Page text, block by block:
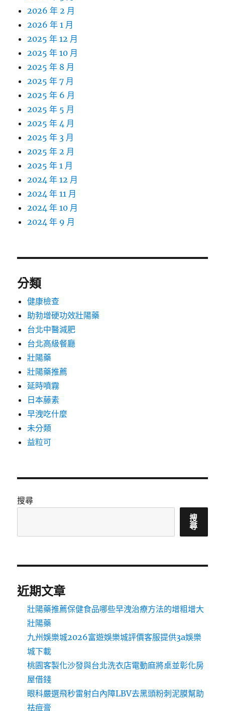
2026 年 2 月
2026 年 1 月
2025 年 12 月
2025 年 10 月
2025 年 8 月
2025 年 7 月
2025 年 6 月
2025 年 5 月
2025 年 4 月
2025 年 3 月
2025 年 2 月
2025 年 1 月
2024 年 12 月
2024 年 11 月
2024 年 10 月
2024 年 9 月
分類
健康檢查
助勃增硬功效壯陽藥
台北中醫減肥
台北高級餐廳
壯陽藥
壯陽藥推薦
延時噴霧
日本藤素
早洩吃什麼
未分類
益粒可
搜尋
搜
尋
近期文章
壯陽藥推薦保健食品哪些早洩治療方法的增粗增大
壯陽藥
九州娛樂城2026富遊娛樂城評價客服提供3a娛樂
城下載
桃園客製化沙發與台北洗衣店電動麻將桌並彰化房
屋借錢
眼科嚴選飛秒雷射白內障LBV去黑頭粉刺泥膜幫助
祛痘膏